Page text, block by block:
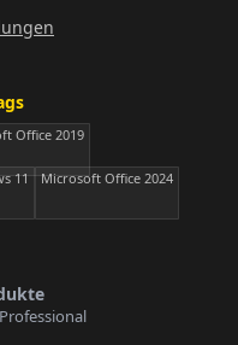
Office 2019
11 Microsoft Office 2024